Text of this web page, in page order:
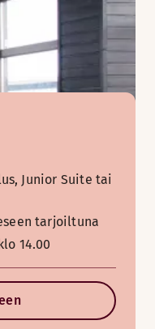
Junior Suite tai
tarjoiltuna
14.00